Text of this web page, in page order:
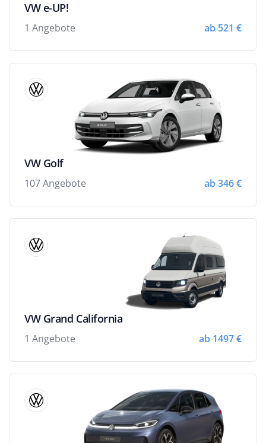
VW e-UP!
1 Angebote ab 521 €
VW Golf
107 Angebote ab 346 €
VW Grand California
1 Angebote ab 1497 €